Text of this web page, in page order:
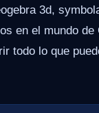
3d,
en el mundo de
todo lo que